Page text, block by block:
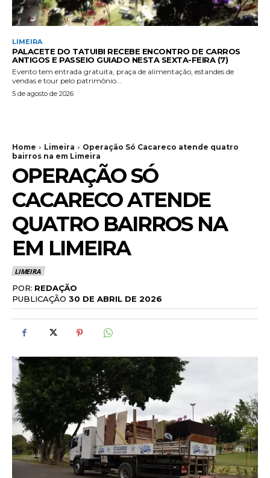
LIMEIRA
PALACETE DO TATUIBI RECEBE ENCONTRO DE CARROS
ANTIGOS E PASSEIO GUIADO NESTA SEXTA-FEIRA (7)
Evento tem entrada gratuita, praça de alimentação, estandes de
vendas e tour pelo patrimônio...
5 de agosto de 2026